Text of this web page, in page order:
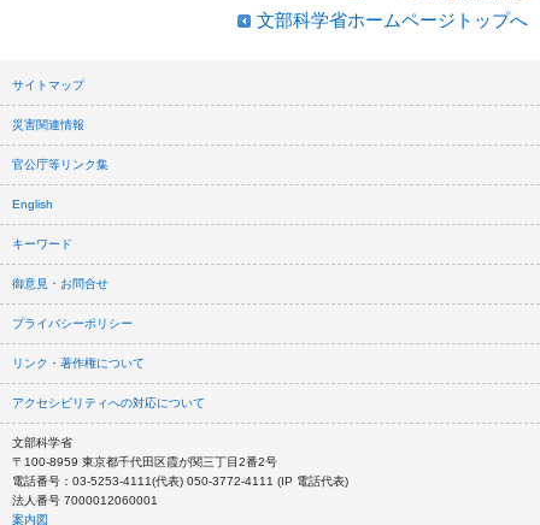
文部科学省ホームページトップへ
サイトマップ
災害関連情報
官公庁等リンク集
English
キーワード
御意見・お問合せ
プライバシーポリシー
リンク・著作権について
アクセシビリティへの対応について
文部科学省
〒100-8959 東京都千代田区霞が関三丁目2番2号
電話番号：03-5253-4111(代表) 050-3772-4111 (IP 電話代表)
法人番号 7000012060001
案内図